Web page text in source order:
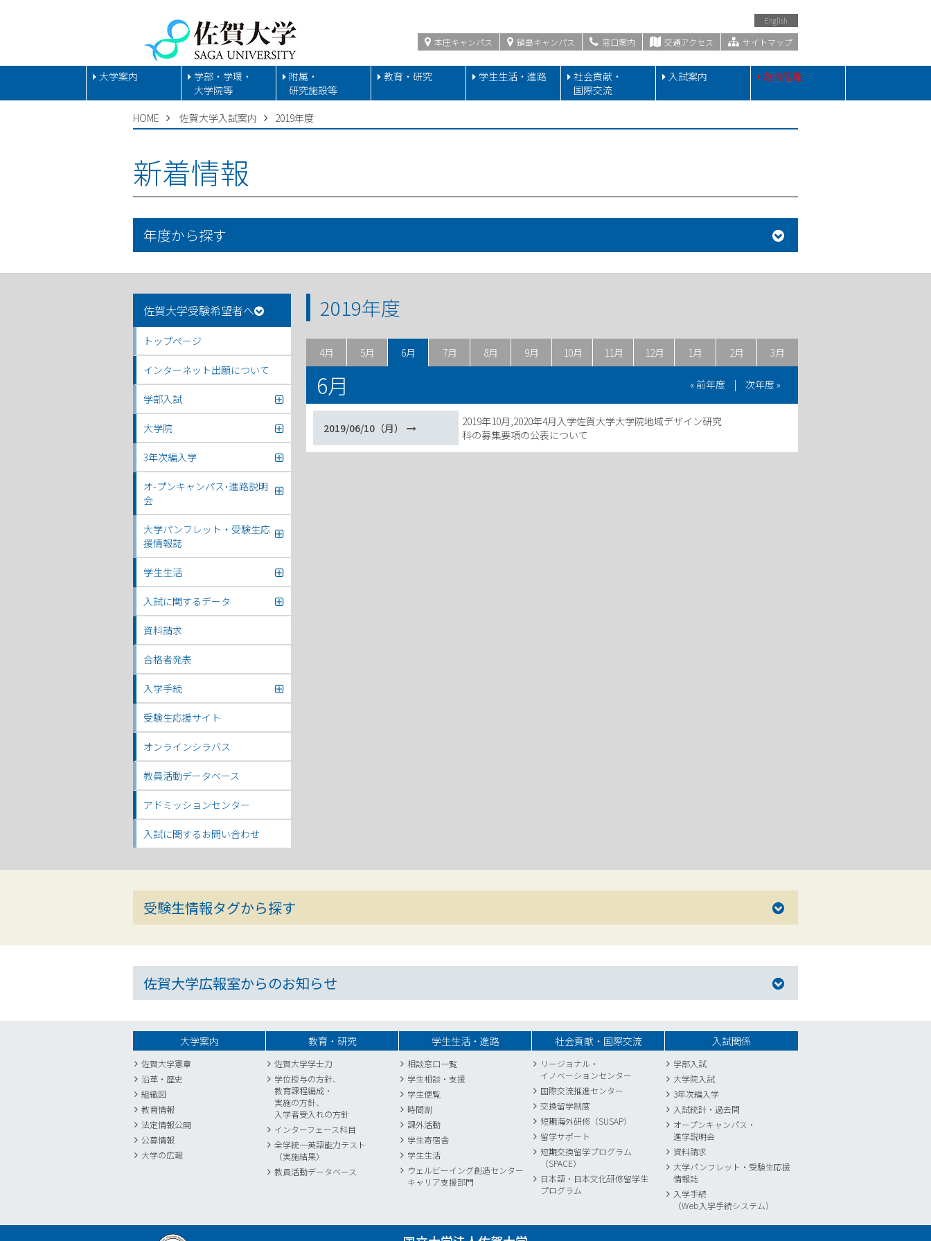
English
本庄キャンパス 鍋島キャンパス 窓口案内 交通アクセス サイトマップ
大学案内
学部・学環・
大学院等
附属・
研究施設等
教育・研究 学生生活・進路
社会貢献・
国際交流
入試案内 危機管理
HOME 佐賀大学入試案内 2019年度
新着情報
年度から探す
佐賀大学受験希望者へ
トップページ
インターネット出願について
学部入試
大学院
3年次編入学
オ-プンキャンパス･進路説明
会
大学パンフレット・受験生応
援情報誌
学生生活
入試に関するデータ
資料請求
合格者発表
入学手続
受験生応援サイト
オンラインシラバス
教員活動データベース
アドミッションセンター
入試に関するお問い合わせ
2019年度
4月 5月 6月 7月 8月 9月 10月 11月 12月 1月 2月 3月
6月 « 前年度 | 次年度 »
2019/06/10（月）
2019年10月,2020年4月入学佐賀大学大学院地域デザイン研究
科の募集要項の公表について
受験生情報タグから探す
佐賀大学広報室からのお知らせ
大学案内
佐賀大学憲章
沿革・歴史
組織図
教育情報
法定情報公開
公募情報
大学の広報
教育・研究
佐賀大学学士力
学位授与の方針、
教育課程編成・
実施の方針、
入学者受入れの方針
インターフェース科目
全学統一英語能力テスト
（実施結果）
教員活動データベース
学生生活・進路
相談窓口一覧
学生相談・支援
学生便覧
時間割
課外活動
学生寄宿舎
学生生活
ウェルビーイング創造センター
キャリア支援部門
社会貢献・国際交流
リージョナル・
イノベーションセンター
国際交流推進センター
交換留学制度
短期海外研修（SUSAP）
留学サポート
短期交換留学プログラム
（SPACE）
日本語・日本文化研修留学生
プログラム
入試関係
学部入試
大学院入試
3年次編入学
入試統計 ・ 過去問
オープンキャンパス・
進学説明会
資料請求
大学パンフレット・受験生応援
情報誌
入学手続
（Web入学手続システム）